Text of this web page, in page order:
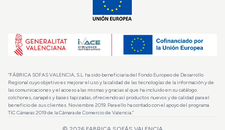
“FÁBRICA SOFAS VALENCIA, S.L. ha sido beneficiaria del Fondo Europeo de Desarrollo
Regional cuyo objetivo es mejorar el uso y la calidad de las tecnologías de la información y de
las comunicaciones y el acceso a las mismas y gracias al que ha incluido en su catálogo
colchones, canapés y bases tapizadas, ofreciendo así productos nuevos y de calidad para el
beneficio de sus clientes. Noviembre 2019. Para ello ha contado con el apoyo del programa
TIC Cámaras 2019 de la Cámara de Comercio de Valencia.”